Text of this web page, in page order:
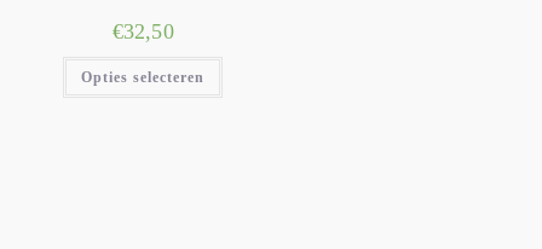
€32,50
Opties selecteren